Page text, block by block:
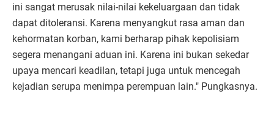
ini sangat merusak nilai-nilai kekeluargaan dan tidak
dapat ditoleransi. Karena menyangkut rasa aman dan
kehormatan korban, kami berharap pihak kepolisiam
segera menangani aduan ini. Karena ini bukan sekedar
upaya mencari keadilan, tetapi juga untuk mencegah
kejadian serupa menimpa perempuan lain." Pungkasnya.